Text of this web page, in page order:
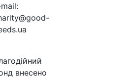
внесено